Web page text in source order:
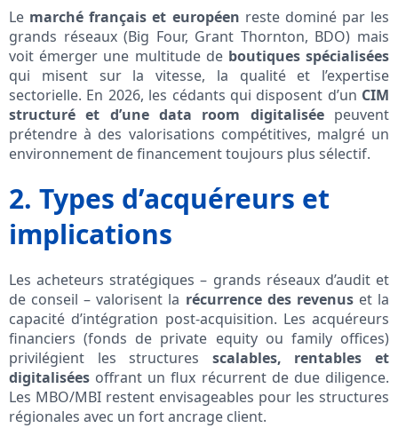
Le marché français et européen reste dominé par les
grands réseaux (Big Four, Grant Thornton, BDO) mais
voit émerger une multitude de boutiques spécialisées
qui misent sur la vitesse, la qualité et l’expertise
sectorielle. En 2026, les cédants qui disposent d’un CIM
structuré et d’une data room digitaliséepeuvent
prétendre à des valorisations compétitives, malgré un
environnement de financement toujours plus sélectif.
2. Types d’acquéreurs et
implications
Les acheteurs stratégiques – grands réseaux d’audit et
de conseil – valorisent la récurrence des revenuset la
capacité d’intégration post-acquisition. Les acquéreurs
financiers (fonds de private equity ou family offices)
privilégient les structures scalables, rentables et
digitalisées offrant un flux récurrent de due diligence.
Les MBO/MBI restent envisageables pour les structures
régionales avec un fort ancrage client.